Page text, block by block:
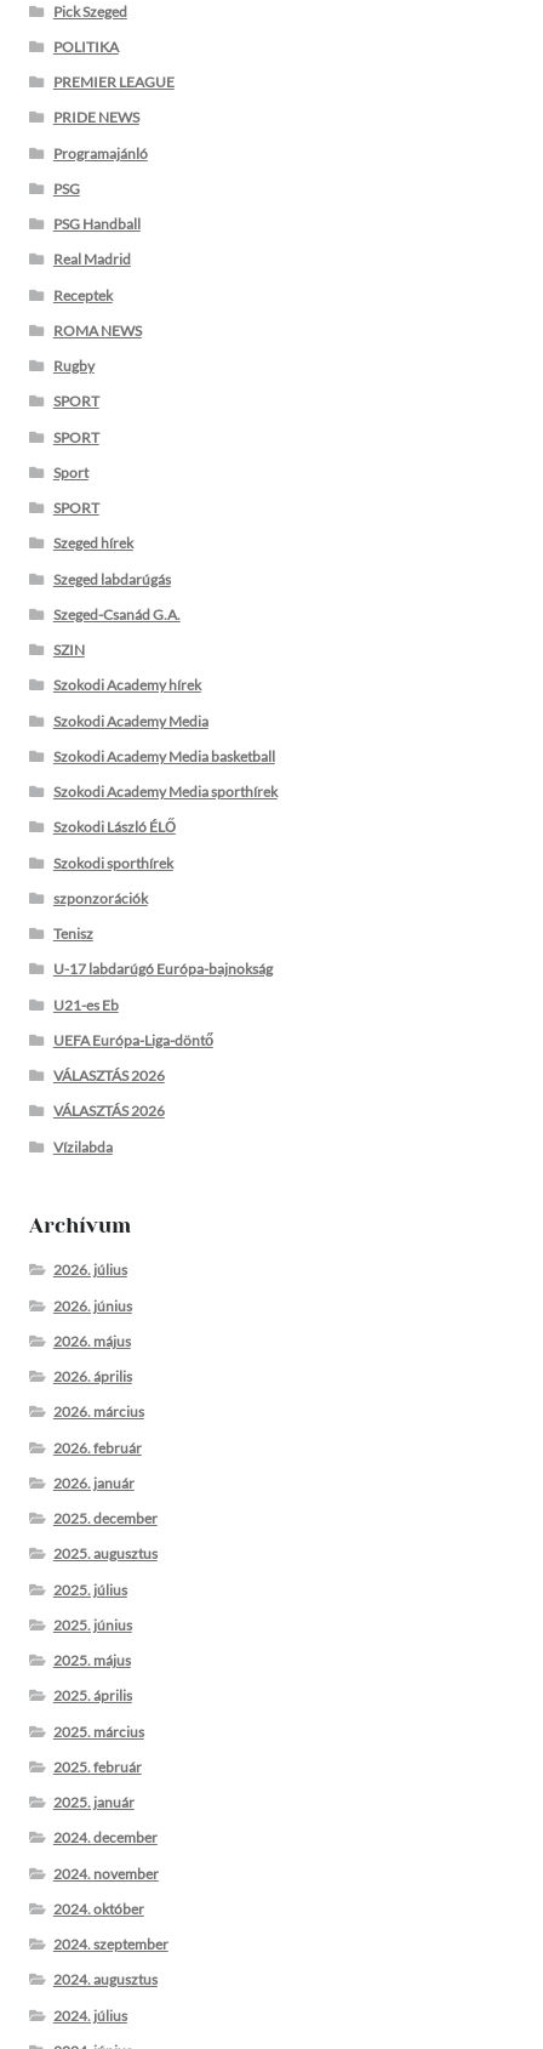
Pick Szeged
POLITIKA
PREMIER LEAGUE
PRIDE NEWS
Programajánló
PSG
PSG Handball
Real Madrid
Receptek
ROMA NEWS
Rugby
SPORT
SPORT
Sport
SPORT
Szeged hírek
Szeged labdarúgás
Szeged-Csanád G.A.
SZIN
Szokodi Academy hírek
Szokodi Academy Media
Szokodi Academy Media basketball
Szokodi Academy Media sporthírek
Szokodi László ÉLŐ
Szokodi sporthírek
szponzorációk
Tenisz
U-17 labdarúgó Európa-bajnokság
U21-es Eb
UEFA Európa-Liga-döntő
VÁLASZTÁS 2026
VÁLASZTÁS 2026
Vízilabda
Archívum
2026. július
2026. június
2026. május
2026. április
2026. március
2026. február
2026. január
2025. december
2025. augusztus
2025. július
2025. június
2025. május
2025. április
2025. március
2025. február
2025. január
2024. december
2024. november
2024. október
2024. szeptember
2024. augusztus
2024. július